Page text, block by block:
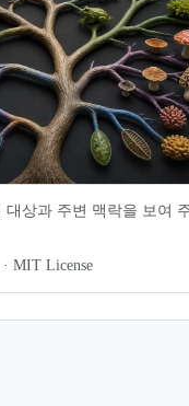
상과 주변 맥락을 보여
MIT License